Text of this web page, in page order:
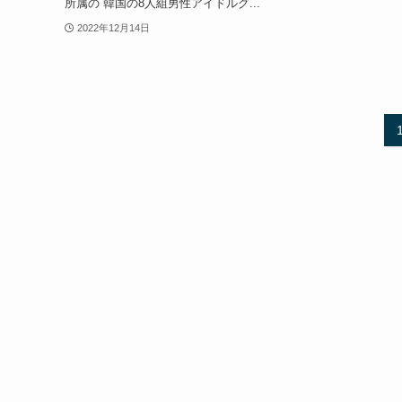
所属の 韓国の8人組男性アイドルグ...
2022年12月14日
1